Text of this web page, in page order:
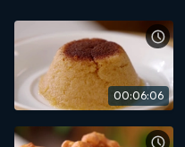
00:06:06